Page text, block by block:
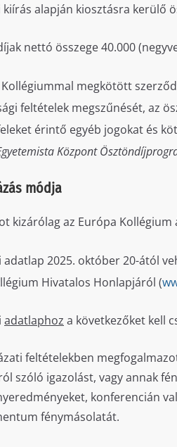
kiírás alapján kiosztásra kerülő
nettó összege 40.000
megkötött
feltételek megszűnését, az
érintő egyéb jogokat és
Központ
módja
kizárólag az Európa
adatlap 2025. október 20-ától
Hivatalos Honlapjáról (
adatlaphoz a következőket kell
feltételekben
szóló igazolást, vagy annak
konferencián
fénymásolatát.